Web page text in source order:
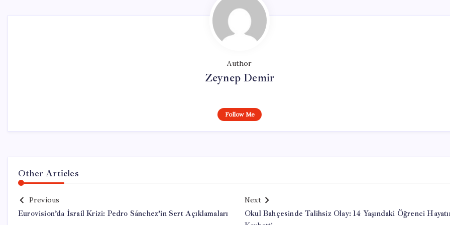
Author
Zeynep Demir
Follow Me
Other Articles
Previous
Eurovision’da İsrail Krizi: Pedro Sánchez’in Sert Açıklamaları
Next
Okul Bahçesinde Talihsiz Olay: 14 Yaşındaki Öğrenci